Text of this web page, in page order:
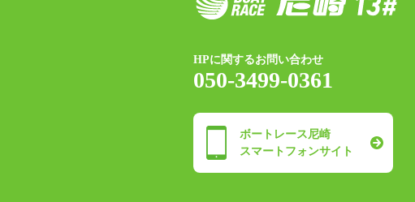
HPに関するお問い合わせ
050-3499-0361
ボートレース尼崎
スマートフォンサイト